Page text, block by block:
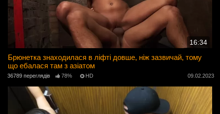
16:34
Брюнетка знаходилася в ліфті довше, ніж зазвичай, тому
що ебалася там з азіатом
36789 переглядів 78% HD 09.02.2023